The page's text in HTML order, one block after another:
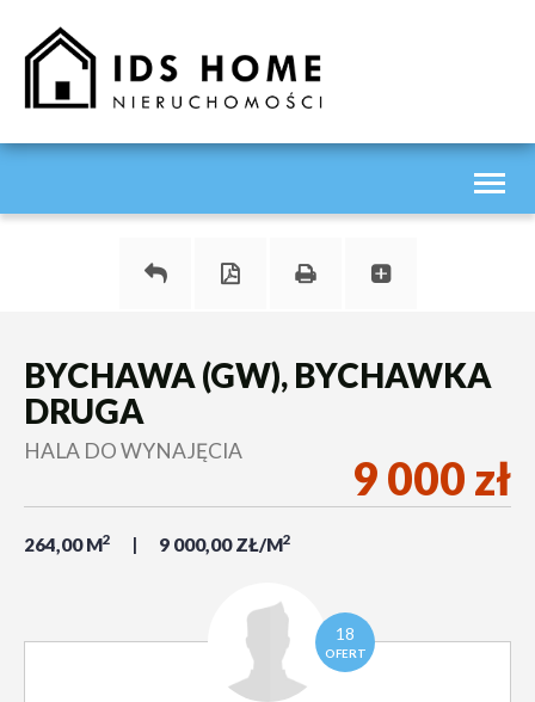
BYCHAWA (GW), BYCHAWKA
DRUGA
HALA DO WYNAJĘCIA
264,00 M2 9 000,00 ZŁ/M2
9 000 zł
18
OFERT